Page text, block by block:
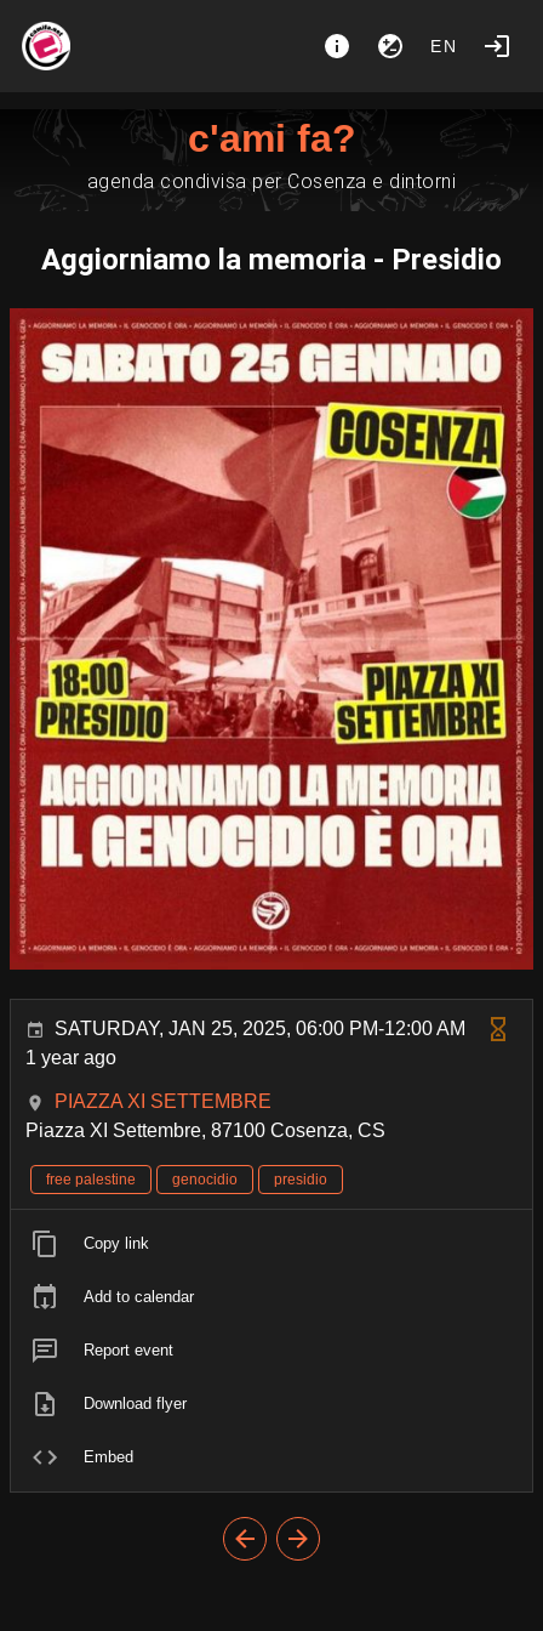
EN
c'ami fa?
agenda condivisa per Cosenza e dintorni
Aggiorniamo la memoria - Presidio
SATURDAY, JAN 25, 2025, 06:00 PM-12:00 AM
1 year ago
PIAZZA XI SETTEMBRE
Piazza XI Settembre, 87100 Cosenza, CS
free palestine genocidio presidio
Copy link
Add to calendar
Report event
Download flyer
Embed